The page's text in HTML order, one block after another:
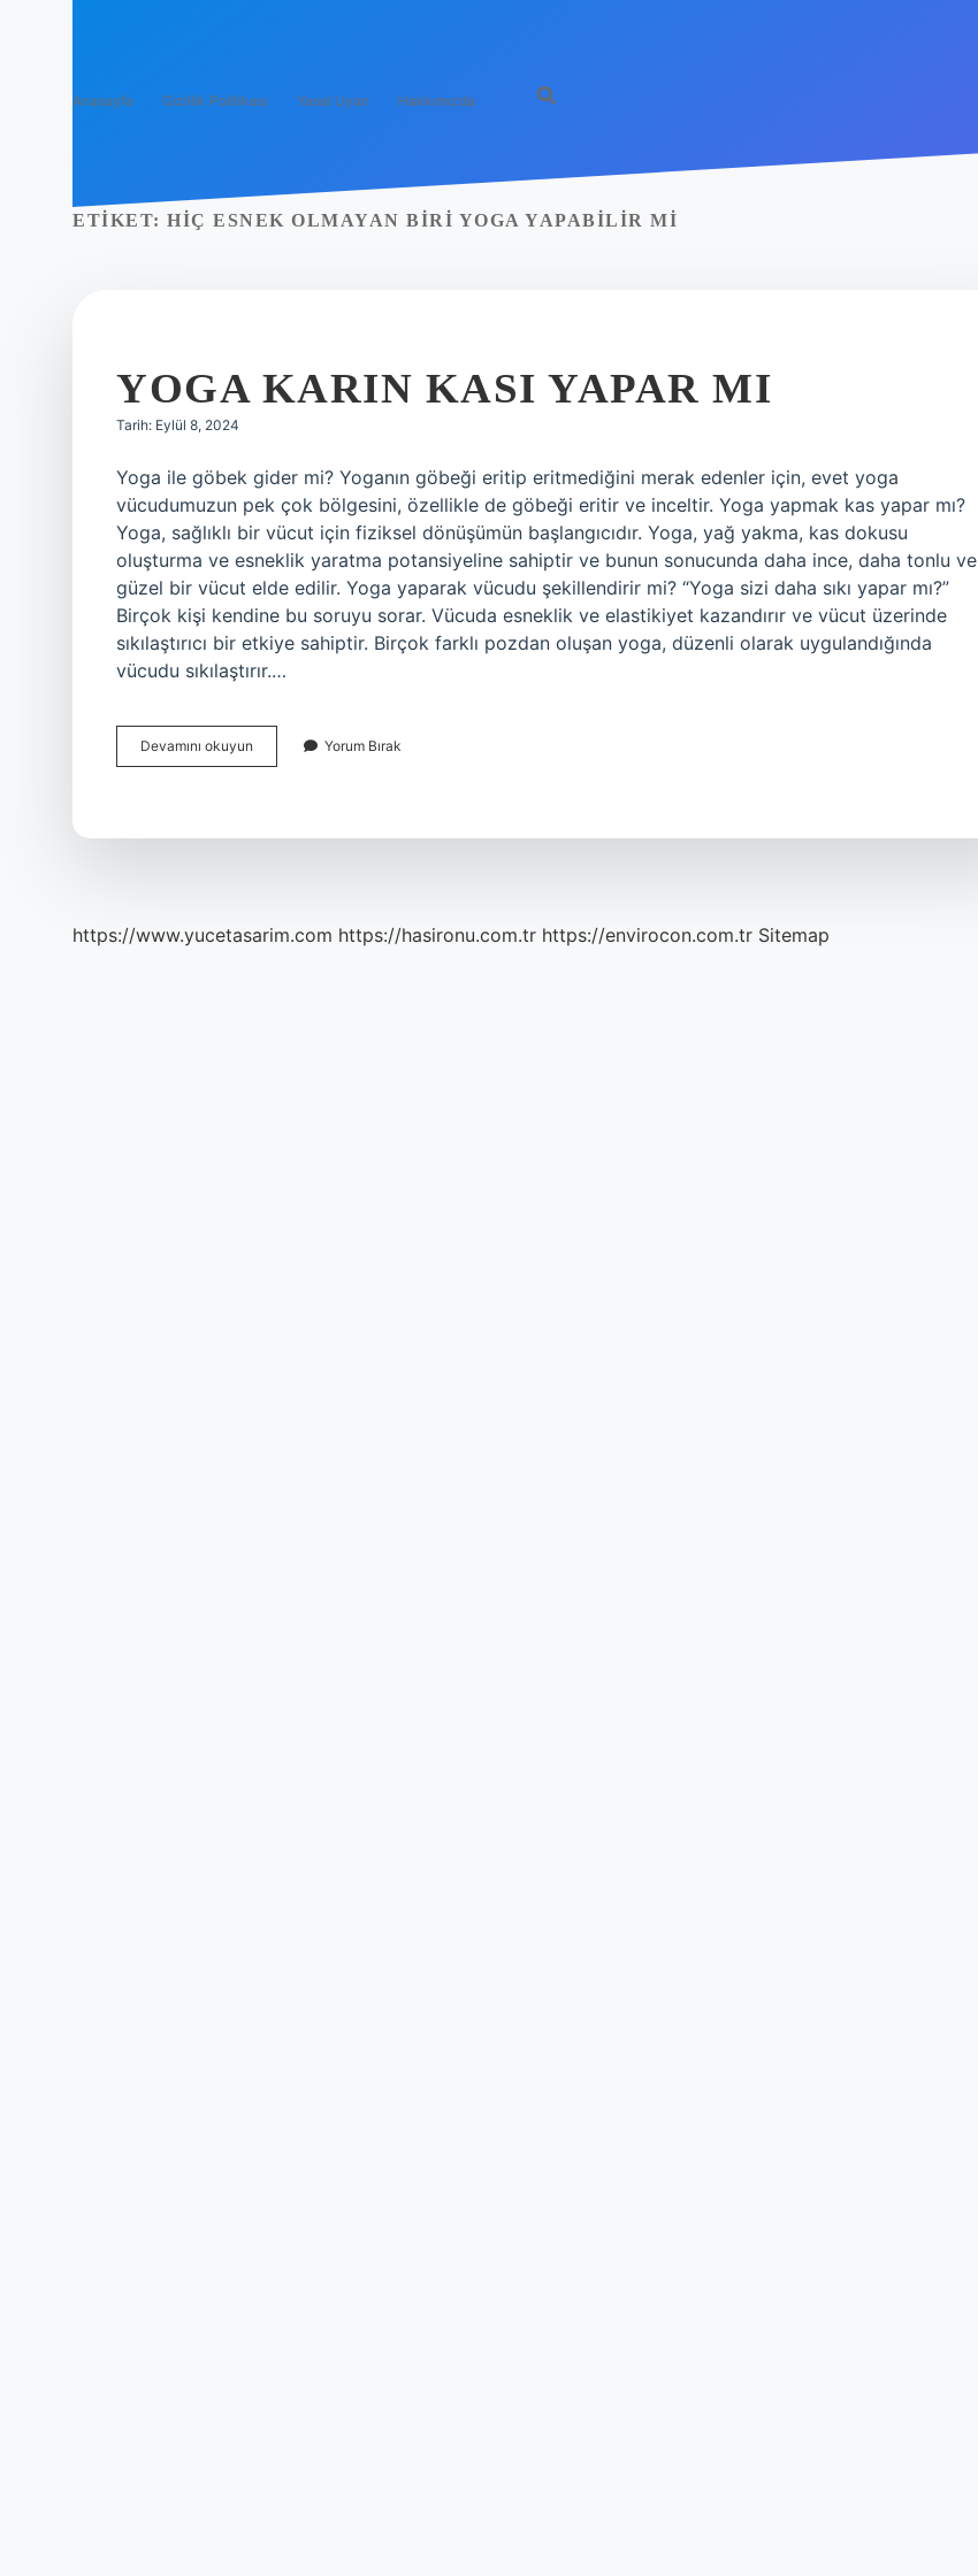
Anasayfa Gizlilik Politikası Yasal Uyarı Hakkımızda
ETIKET: HIÇ ESNEK OLMAYAN BIRI YOGA YAPABILIR MI
YOGA KARIN KASI YAPAR MI
Tarih: Eylül 8, 2024
Yoga ile göbek gider mi? Yoganın göbeği eritip eritmediğini merak edenler için, evet yoga
vücudumuzun pek çok bölgesini, özellikle de göbeği eritir ve inceltir. Yoga yapmak kas yapar mı?
Yoga, sağlıklı bir vücut için fiziksel dönüşümün başlangıcıdır. Yoga, yağ yakma, kas dokusu
oluşturma ve esneklik yaratma potansiyeline sahiptir ve bunun sonucunda daha ince, daha tonlu ve
güzel bir vücut elde edilir. Yoga yaparak vücudu şekillendirir mi? “Yoga sizi daha sıkı yapar mı?”
Birçok kişi kendine bu soruyu sorar. Vücuda esneklik ve elastikiyet kazandırır ve vücut üzerinde
sıkılaştırıcı bir etkiye sahiptir. Birçok farklı pozdan oluşan yoga, düzenli olarak uygulandığında
vücudu sıkılaştırır.…
Devamını okuyun
Karın
Yorum Bırak
https://www.yucetasarim.com https://hasironu.com.tr https://envirocon.com.tr Sitemap